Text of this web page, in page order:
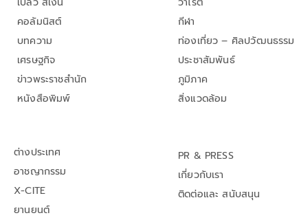
คอลัมนิสต์
บทความ
เศรษฐกิจ
ข่าวพระราชสำนัก
หนังสือพิมพ์
กีฬา
ท่องเที่ยว – ศิลปวัฒนธรรม
ประชาสัมพันธ์
ภูมิภาค
สิ่งแวดล้อม
ต่างประเทศ
อาชญากรรม
X-CITE
ยานยนต์
PR & PRESS
เกี่ยวกับเรา
ติดต่อและ สนับสนุน